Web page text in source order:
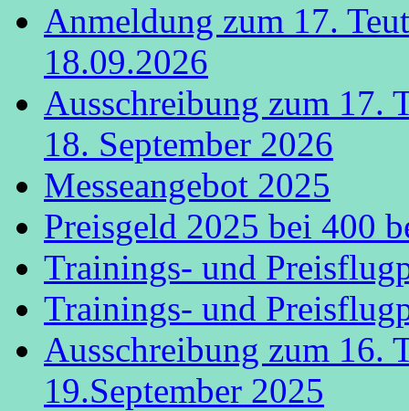
Anmeldung zum 17.
18.09.2026
Ausschreibung zum 17.
18. September 2026
Messeangebot 2025
Preisgeld 2025 bei 400
Trainings- und
Trainings- und
Ausschreibung zum 16.
19.September 2025